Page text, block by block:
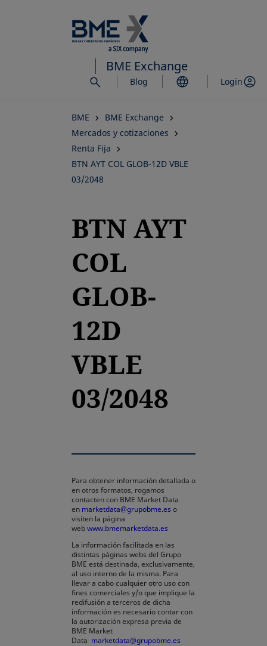
al
contenido
principal
BME Exchange
Blog Login
BME
BME Exchange
Mercados y cotizaciones
Renta Fija
BTN AYT COL GLOB-12D VBLE
03/2048
BTN AYT
COL
GLOB-
12D
VBLE
03/2048
Para obtener información detallada o
en otros formatos, rogamos
contacten con BME Market Data
en marketdata@grupobme.es o
visiten la página
webwww.bmemarketdata.es
La información facilitada en las
distintas páginas webs del Grupo
BME está destinada, exclusivamente,
al uso interno de la misma. Para
llevar a cabo cualquier otro uso con
fines comerciales y/o que implique la
redifusión a terceros de dicha
información es necesario contar con
la autorización expresa previa de
BME Market
Data marketdata@grupobme.es